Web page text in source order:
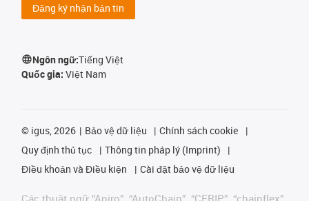
Đăng ký nhận bản tin
Ngôn ngữ:Tiếng Việt
Quốc gia: Việt Nam
© igus, 2026 Bảo vệ dữ liệu
Chính sách cookie
Quy định thủ tục
Thông tin pháp lý (Imprint)
Điều khoản và Điều kiện
Cài đặt bảo vệ dữ liệu
Các thuật ngữ “Apiro”, “AutoChain”, “CFRIP”, “chainflex”,